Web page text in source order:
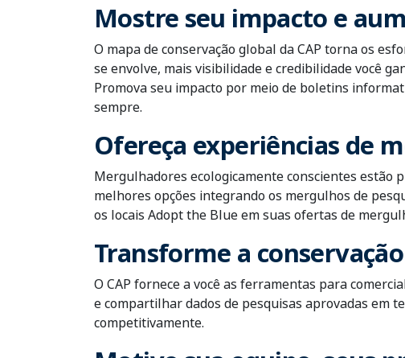
Mostre seu impacto e
O mapa de conservação global da CAP torna os
se envolve, mais visibilidade e credibilidade você
Promova seu impacto por meio de boletins
sempre.
Ofereça experiências de
Mergulhadores ecologicamente conscientes estão
melhores opções integrando os mergulhos de
os locais Adopt the Blue em suas ofertas de
Transforme a
O CAP fornece a você as ferramentas para
e compartilhar dados de pesquisas aprovadas em
competitivamente.